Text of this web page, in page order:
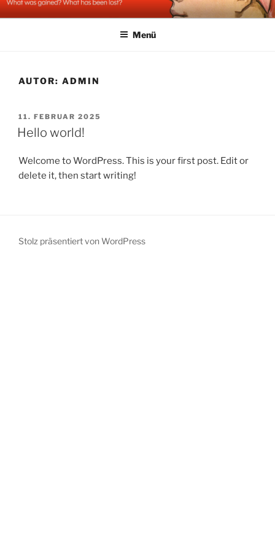
Zum
InhaltSTOLZ & EIGENSINN
Menü
AUTOR: ADMIN
VERÖFFENTLICHT
AM
11. FEBRUAR 2025
Hello world!
Welcome to WordPress. This is your first post. Edit or
delete it, then start writing!
Stolz präsentiert von WordPress